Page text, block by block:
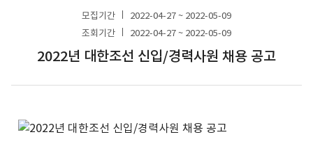
모집기간
2022-04-27 ~ 2022-05-09
조회기간
2022-04-27 ~ 2022-05-09
2022년 대한조선 신입/경력사원 채용 공고